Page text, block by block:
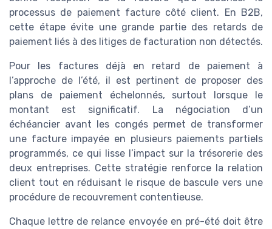
processus de paiement facture côté client. En B2B,
cette étape évite une grande partie des retards de
paiement liés à des litiges de facturation non détectés.
Pour les factures déjà en retard de paiement à
l’approche de l’été, il est pertinent de proposer des
plans de paiement échelonnés, surtout lorsque le
montant est significatif. La négociation d’un
échéancier avant les congés permet de transformer
une facture impayée en plusieurs paiements partiels
programmés, ce qui lisse l’impact sur la trésorerie des
deux entreprises. Cette stratégie renforce la relation
client tout en réduisant le risque de bascule vers une
procédure de recouvrement contentieuse.
Chaque lettre de relance envoyée en pré-été doit être